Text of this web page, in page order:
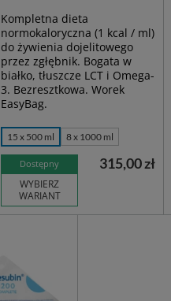
Kompletna dieta
normokaloryczna (1 kcal / ml)
do żywienia dojelitowego
przez zgłębnik. Bogata w
białko, tłuszcze LCT i Omega-
3. Bezresztkowa. Worek
EasyBag.
15 x 500 ml 8 x 1000 ml
Dostępny
WYBIERZ
WARIANT
315,00 zł